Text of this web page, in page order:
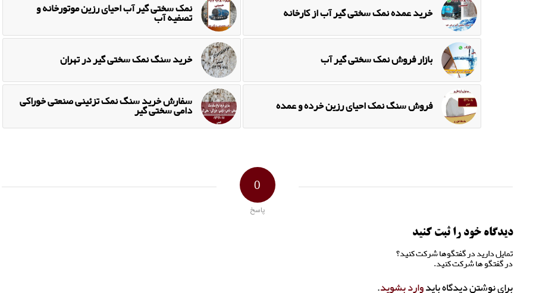
نمک سختی گیر آب احیای رزین موتورخانه و
تصفیه آب خرید عمده نمک سختی گیر آب از کارخانه
خرید سنگ نمک سختی گیر در تهران بازار فروش نمک سختی گیر آب
سفارش خرید سنگ نمک تزئینی صنعتی خوراکی
دامی سختی گیر فروش سنگ نمک احیای رزین خرده و عمده
0
پاسخ
دیدگاه خود را ثبت کنید
تمایل دارید در گفتگوها شرکت کنید؟
در گفتگو ها شرکت کنید.
برای نوشتن دیدگاه بایدوارد بشوید.